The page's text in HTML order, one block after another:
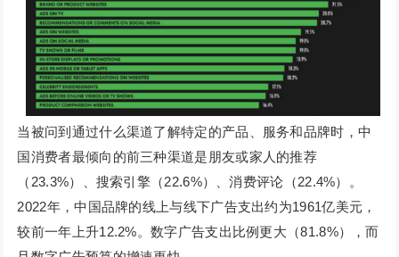
当被问到通过什么渠道了解特定的产品、服务和品牌时，中
国消费者最倾向的前三种渠道是朋友或家人的推荐
（23.3%）、搜索引擎（22.6%）、消费评论（22.4%）。
2022年，中国品牌的线上与线下广告支出约为1961亿美元，
较前一年上升12.2%。数字广告支出比例更大（81.8%），而